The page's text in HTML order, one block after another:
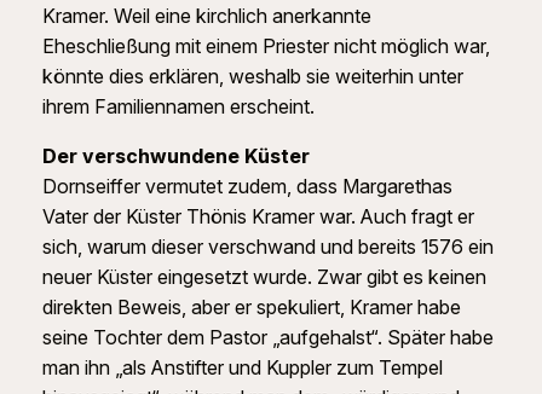
Kramer. Weil eine kirchlich anerkannte
Eheschließung mit einem Priester nicht möglich war,
könnte dies erklären, weshalb sie weiterhin unter
ihrem Familiennamen erscheint.
Der verschwundene Küster
Dornseiffer vermutet zudem, dass Margarethas
Vater der Küster Thönis Kramer war. Auch fragt er
sich, warum dieser verschwand und bereits 1576 ein
neuer Küster eingesetzt wurde. Zwar gibt es keinen
direkten Beweis, aber er spekuliert, Kramer habe
seine Tochter dem Pastor „aufgehalst“. Später habe
man ihn „als Anstifter und Kuppler zum Tempel